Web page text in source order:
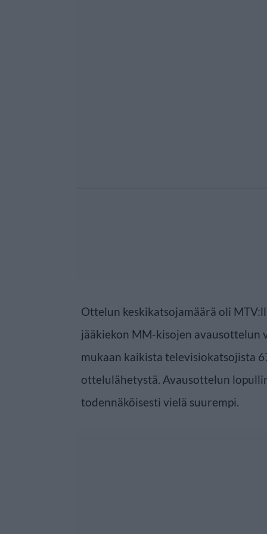
Ottelun keskikatsojamäärä oli
jääkiekon MM-kisojen avausottelun
mukaan kaikista televisiokatsojista
ottelulähetystä. Avausottelun
todennäköisesti vielä suurempi.